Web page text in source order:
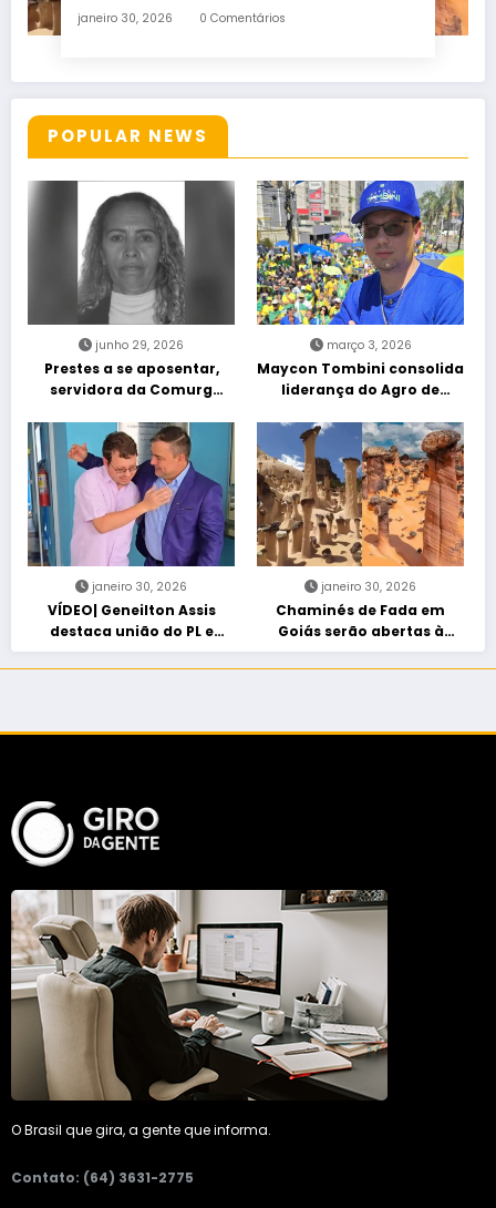
janeiro 30, 2026 0 Comentários
POPULAR NEWS
junho 29, 2026
Prestes a se aposentar,
servidora da Comurg
entra em protocolo de
morte encefálica
março 3, 2026
Maycon Tombini consolida
liderança do Agro de
“Acorda Brasil” em Goiânia
janeiro 30, 2026
VÍDEO| Geneilton Assis
destaca união do PL e
consolidação de apoio a
Maycon Tombini em Jataí
janeiro 30, 2026
Chaminés de Fada em
Goiás serão abertas à
visitação controlada
O Brasil que gira, a gente que informa.
Contato: (64) 3631-2775